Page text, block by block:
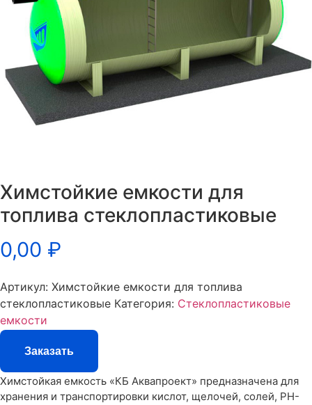
Химстойкие емкости для
топлива стеклопластиковые
0,00 ₽
Артикул: Химстойкие емкости для топлива
стеклопластиковые Категория: Стеклопластиковые
емкости
Заказать
Химстойкая емкость «КБ Аквапроект» предназначена для
хранения и транспортировки кислот, щелочей, солей, PH-